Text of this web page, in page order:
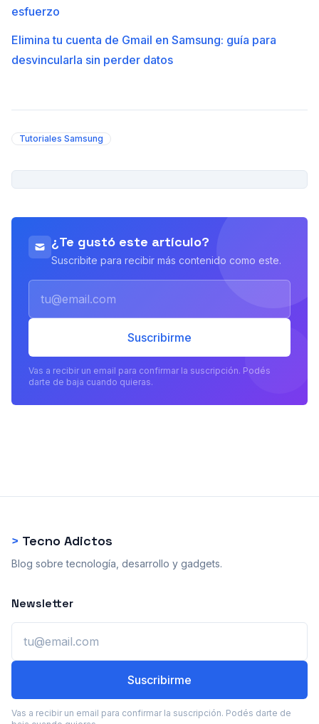
esfuerzo
Elimina tu cuenta de Gmail en Samsung: guía para
desvincularla sin perder datos
Tutoriales Samsung
¿Te gustó este artículo?
Suscribite para recibir más contenido como este.
Suscribirme
Vas a recibir un email para confirmar la suscripción. Podés
darte de baja cuando quieras.
> Tecno Adictos
Blog sobre tecnología, desarrollo y gadgets.
Newsletter
Suscribirme
Vas a recibir un email para confirmar la suscripción. Podés darte de